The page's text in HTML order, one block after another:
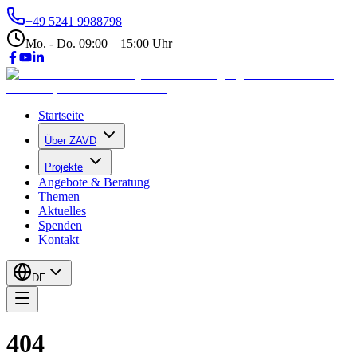
+49 5241 9988798
Mo. - Do. 09:00 – 15:00 Uhr
Startseite
Über ZAVD
Projekte
Angebote & Beratung
Themen
Aktuelles
Spenden
Kontakt
DE
404